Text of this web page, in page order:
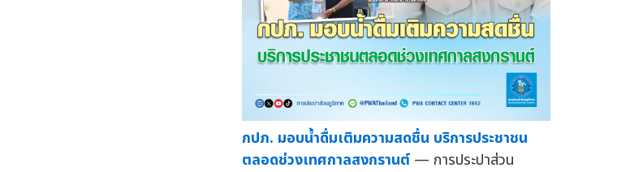
กปภ. มอบน้ำดื่มเติมความสดชื่น บริการประชาชน
ตลอดช่วงเทศกาลสงกรานต์ — การประปาส่วน